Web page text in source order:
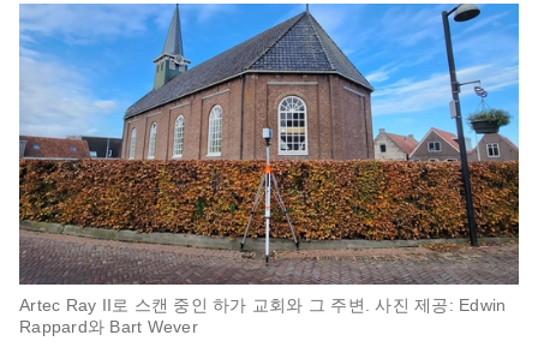
Artec Ray II로 스캔 중인 하가 교회와 그 주변. 사진 제공: Edwin
Rappard와 Bart Wever